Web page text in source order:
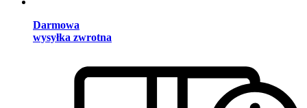
Darmowa
wysyłka zwrotna